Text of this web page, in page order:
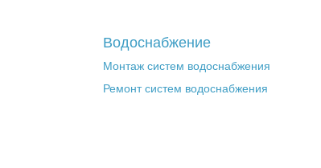
Водоснабжение
Монтаж систем водоснабжения
Ремонт систем водоснабжения